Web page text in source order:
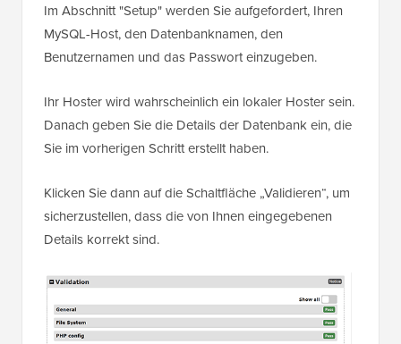
Im Abschnitt "Setup" werden Sie aufgefordert, Ihren
MySQL-Host, den Datenbanknamen, den
Benutzernamen und das Passwort einzugeben.
Ihr Hoster wird wahrscheinlich ein lokaler Hoster sein.
Danach geben Sie die Details der Datenbank ein, die
Sie im vorherigen Schritt erstellt haben.
Klicken Sie dann auf die Schaltfläche „Validieren“, um
sicherzustellen, dass die von Ihnen eingegebenen
Details korrekt sind.